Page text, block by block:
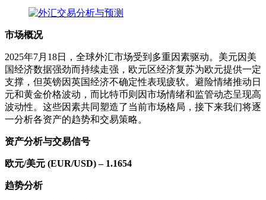
市场概况
2025年7月18日，全球外汇市场受到多重因素驱动。美元因美
国经济数据强劲而持续走强，欧元区经济复苏为欧元提供一定
支撑，但英镑因英国经济不确定性表现疲软。避险情绪推动日
元和黄金价格波动，而比特币则因市场情绪和监管动态呈现高
波动性。这些因素共同塑造了当前市场格局，接下来我们将逐
一分析各资产的趋势和交易策略。
资产分析与交易信号
欧元/美元 (EUR/USD) – 1.1654
趋势分析